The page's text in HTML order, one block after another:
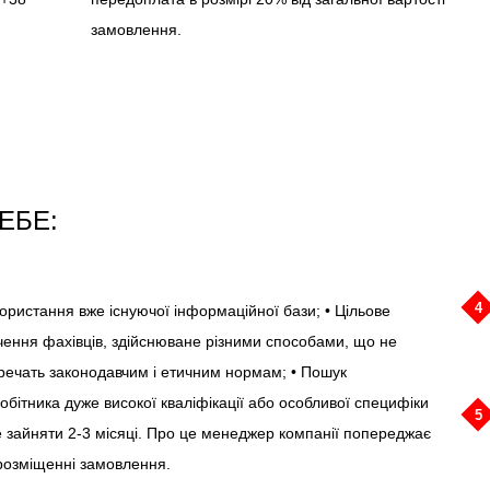
замовлення.
вже існуючої інформаційної бази; • Цільове
фахівців, здійснюване різними способами, що не
законодавчим і етичним нормам; • Пошук
дуже високої кваліфікації або особливої специфіки
2-3 місяці. Про це менеджер компанії попереджає
замовлення.
4
5